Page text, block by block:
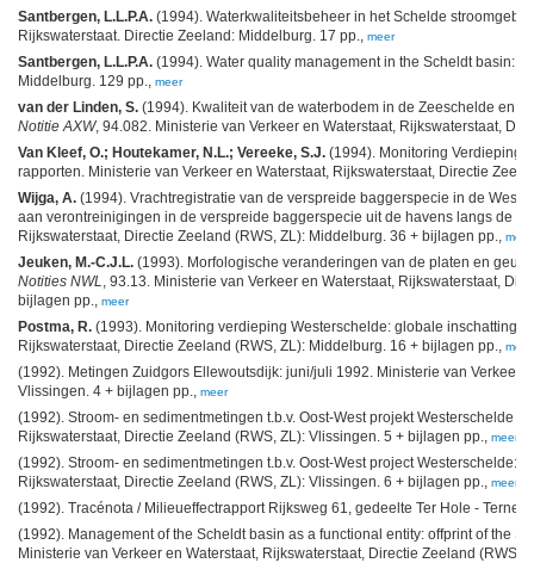
Santbergen, L.L.P.A. (1994). Waterkwaliteitsbeheer in het Schelde
Rijkswaterstaat. Directie Zeeland: Middelburg. 17 pp.,
meer
Santbergen, L.L.P.A. (1994). Water quality management in the Scheldt basin:
Middelburg. 129 pp.,
meer
van der Linden, S. (1994). Kwaliteit van de waterbodem in de Zeeschelde en
Notitie AXW, 94.082. Ministerie van Verkeer en Waterstaat, Rijkswaterstaat,
Van Kleef, O.; Houtekamer, N.L.; Vereeke, S.J. (1994). Monitoring Verdieping
rapporten. Ministerie van Verkeer en Waterstaat, Rijkswaterstaat, Directie
Wijga, A. (1994). Vrachtregistratie van de verspreide baggerspecie in de
aan verontreinigingen in de verspreide baggerspecie uit de havens langs de
Rijkswaterstaat, Directie Zeeland (RWS, ZL): Middelburg. 36 + bijlagen pp.,
meer
Jeuken, M.-C.J.L. (1993). Morfologische veranderingen van de platen en
Notities NWL
, 93.13. Ministerie van Verkeer en Waterstaat, Rijkswaterstaat,
bijlagen pp.,
meer
Postma, R. (1993). Monitoring verdieping Westerschelde: globale inschatting
Rijkswaterstaat, Directie Zeeland (RWS, ZL): Middelburg. 16 + bijlagen pp.,
meer
(1992). Metingen Zuidgors Ellewoutsdijk: juni/juli 1992. Ministerie van Verkeer
Vlissingen. 4 + bijlagen pp.,
meer
(1992). Stroom- en sedimentmetingen t.b.v. Oost-West projekt Westerschelde
Rijkswaterstaat, Directie Zeeland (RWS, ZL): Vlissingen. 5 + bijlagen pp.,
meer
(1992). Stroom- en sedimentmetingen t.b.v. Oost-West project Westerschelde:
Rijkswaterstaat, Directie Zeeland (RWS, ZL): Vlissingen. 6 + bijlagen pp.,
meer
(1992). Tracénota / Milieueffectrapport Rijksweg 61, gedeelte Ter Hole -
(1992). Management of the Scheldt basin as a functional entity: offprint of the
Ministerie van Verkeer en Waterstaat, Rijkswaterstaat, Directie Zeeland (RWS,